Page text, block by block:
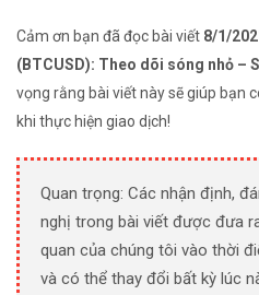
Cảm ơn bạn đã đọc bài viết 8/1/
(BTCUSD): Theo dõi sóng nhỏ –
vọng rằng bài viết này sẽ giúp bạn
khi thực hiện giao dịch!
Quan trọng: Các nhận định,
nghị trong bài viết được đưa
quan của chúng tôi vào thời
và có thể thay đổi bất kỳ lúc